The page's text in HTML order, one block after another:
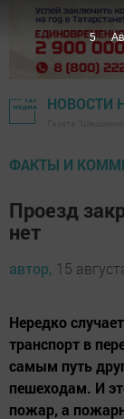
НОВОСТИ
ФАКТЫ И
Проезд
нет
автор, 15
Нередко
транспорт в
самым путь
пешеходам. И
пожар, а
4